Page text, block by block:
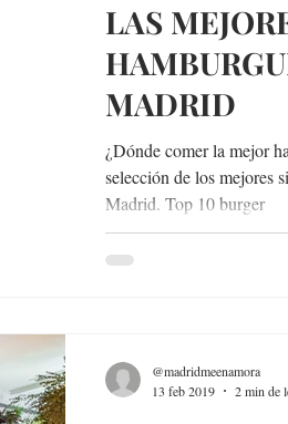
LAS
MADRID
¿Dónde comer la mejor
selección de los mejores
Madrid. Top 10 burger
@madridmeenamora
13 feb 2019
2 min de